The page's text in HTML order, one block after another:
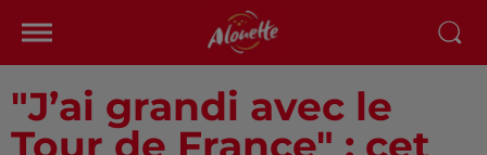
"J’ai grandi avec le
Tour de France" : cet